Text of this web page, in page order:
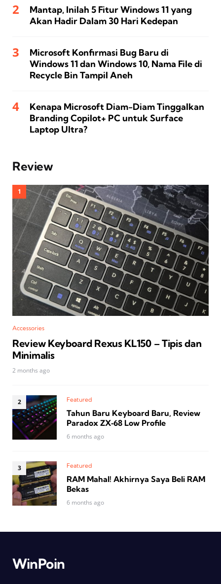
Mantap, Inilah 5 Fitur Windows 11 yang
Akan Hadir Dalam 30 Hari Kedepan
Microsoft Konfirmasi Bug Baru di
Windows 11 dan Windows 10, Nama File di
Recycle Bin Tampil Aneh
Kenapa Microsoft Diam-Diam Tinggalkan
Branding Copilot+ PC untuk Surface
Laptop Ultra?
Review
Accessories
Review Keyboard Rexus KL150 – Tipis dan
Minimalis
2 months ago
Featured
Tahun Baru Keyboard Baru, Review
Paradox ZX‑68 Low Profile
6 months ago
Featured
RAM Mahal! Akhirnya Saya Beli RAM
Bekas
6 months ago
WinPoin